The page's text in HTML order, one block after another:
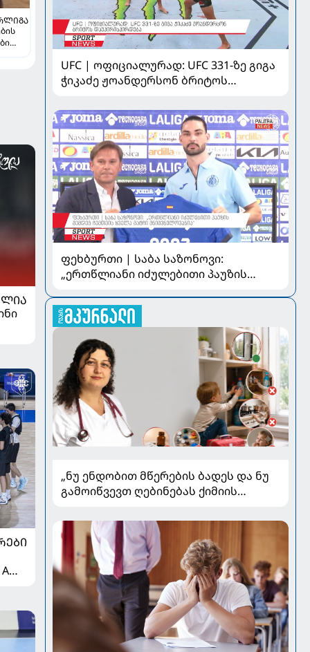
UFC | ოფიციალურად: UFC 331-ზე გიგა
ჭიკაძე ჟოანდერსონ ბრიტოს
ფეხბურთი | საბა საზონოვი:
„ერთწლიანი იძულებითი პაუზის
მნიშვნელოვანია“
„ნუ ენდობით მწერების ბადეს და ნუ
გამოიწვევთ ღებინებას ქიმიის
ბავშვი კრიტიკულ სიტუაციაში,
პედიატრ სალომე ახვლედიანის
რჩევები